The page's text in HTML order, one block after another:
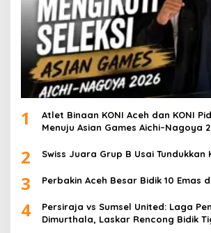
1
Atlet Binaan KONI Aceh dan KONI
Menuju Asian Games Aichi–Nagoya
2 Swiss Juara Grup B Usai Tundukkan
3 Perbakin Aceh Besar Bidik 10 Emas
4
Persiraja vs Sumsel United: Laga
Dimurthala, Laskar Rencong Bidik